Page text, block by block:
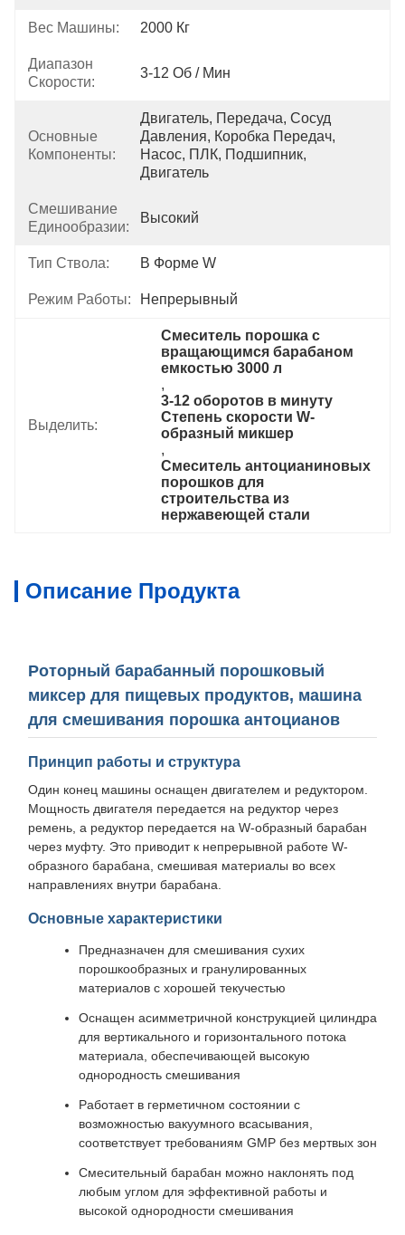
Вес Машины: 2000 Кг
Диапазон
Скорости:
3-12 Об / Мин
Основные
Компоненты:
Двигатель, Передача, Сосуд
Давления, Коробка Передач,
Насос, ПЛК, Подшипник,
Двигатель
Смешивание
Единообразии:
Высокий
Тип Ствола: В Форме W
Режим Работы: Непрерывный
Выделить:
Смеситель порошка с
вращающимся барабаном
емкостью 3000 л
,
3-12 оборотов в минуту
Степень скорости W-
образный микшер
,
Смеситель антоцианиновых
порошков для
строительства из
нержавеющей стали
Описание Продукта
Роторный барабанный порошковый
миксер для пищевых продуктов, машина
для смешивания порошка антоцианов
Принцип работы и структура
Один конец машины оснащен двигателем и редуктором.
Мощность двигателя передается на редуктор через
ремень, а редуктор передается на W-образный барабан
через муфту. Это приводит к непрерывной работе W-
образного барабана, смешивая материалы во всех
направлениях внутри барабана.
Основные характеристики
Предназначен для смешивания сухих
порошкообразных и гранулированных
материалов с хорошей текучестью
Оснащен асимметричной конструкцией цилиндра
для вертикального и горизонтального потока
материала, обеспечивающей высокую
однородность смешивания
Работает в герметичном состоянии с
возможностью вакуумного всасывания,
соответствует требованиям GMP без мертвых зон
Смесительный барабан можно наклонять под
любым углом для эффективной работы и
высокой однородности смешивания